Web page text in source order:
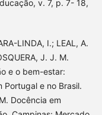
v. 7, p. 7- 18,
LINDA, I.; LEAL, A.
J. J. M.
e o bem-estar:
Portugal e no Brasil.
Docência em